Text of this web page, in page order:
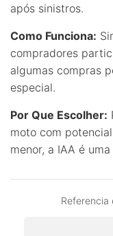
após sinistros.
Como Funciona:
compradores
algumas compras
especial.
Por Que Escolher:
moto com
menor, a IAA é
Referencia